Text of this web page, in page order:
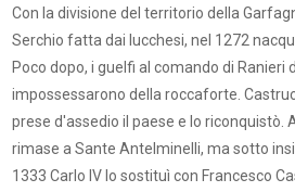
Con la divisione del territorio della
Serchio fatta dai lucchesi, nel 1272
Poco dopo, i guelfi al comando di Ranieri
impossessarono della roccaforte.
prese d'assedio il paese e lo riconquistò.
rimase a Sante Antelminelli, ma sotto
1333 Carlo IV lo sostituì con Francesco